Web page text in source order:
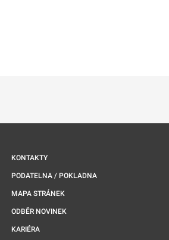
KONTAKTY
PODATELNA / POKLADNA
MAPA STRÁNEK
ODBĚR NOVINEK
KARIÉRA